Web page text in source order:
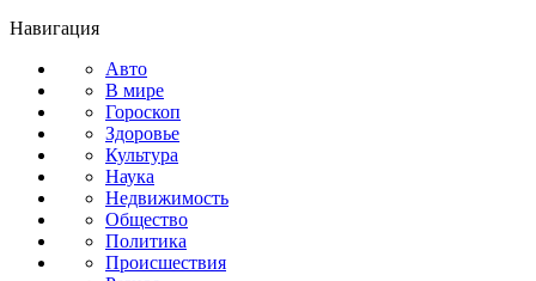
Навигация
Авто
В мире
Гороскоп
Здоровье
Культура
Наука
Недвижимость
Общество
Политика
Происшествия